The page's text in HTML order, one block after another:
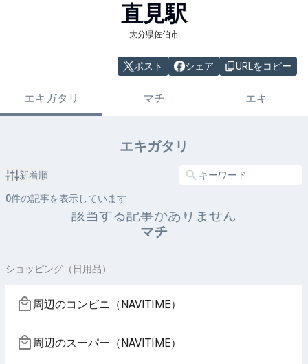
直見駅
大分県佐伯市
ポスト シェア URLをコピー
エキガタリ マチ エキ
エキガタリ
新着順
0件の記事を表示しています
該当する記事がありません
マチ
ショッピング（日用品）
周辺のコンビニ（NAVITIME）
周辺のスーパー（NAVITIME）